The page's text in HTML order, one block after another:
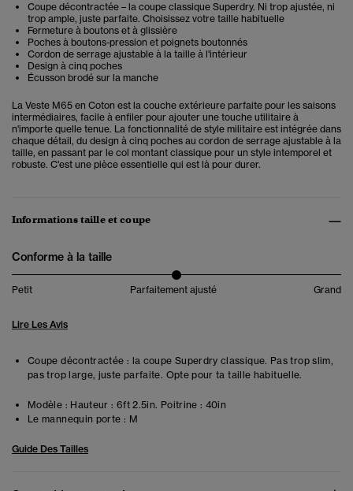
Coupe décontractée – la coupe classique Superdry. Ni trop ajustée, ni
trop ample, juste parfaite. Choisissez votre taille habituelle
Fermeture à boutons et à glissière
Poches à boutons-pression et poignets boutonnés
Cordon de serrage ajustable à la taille à l'intérieur
Design à cinq poches
Écusson brodé sur la manche
La Veste M65 en Coton est la couche extérieure parfaite pour les saisons
intermédiaires, facile à enfiler pour ajouter une touche utilitaire à
n'importe quelle tenue. La fonctionnalité de style militaire est intégrée dans
chaque détail, du design à cinq poches au cordon de serrage ajustable à la
taille, en passant par le col montant classique pour un style intemporel et
robuste. C'est une pièce essentielle qui est là pour durer.
Informations taille et coupe
Conforme à la taille
Petit Parfaitement ajusté Grand
Lire Les Avis
Coupe décontractée : la coupe Superdry classique. Pas trop slim,
pas trop large, juste parfaite. Opte pour ta taille habituelle.
Modèle : Hauteur : 6ft 2.5in. Poitrine : 40in
Le mannequin porte : M
Guide Des Tailles